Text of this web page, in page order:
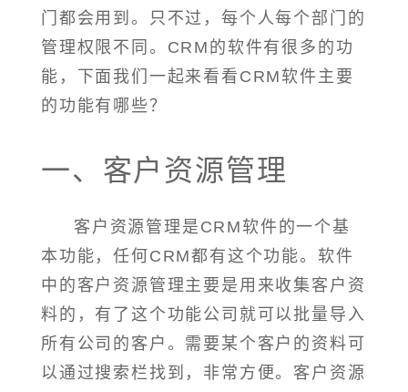
门都会用到。只不过，每个人每个部门的
管理权限不同。CRM的软件有很多的功
能，下面我们一起来看看CRM软件主要
的功能有哪些？
一、客户资源管理
客户资源管理是CRM软件的一个基
本功能，任何CRM都有这个功能。软件
中的客户资源管理主要是用来收集客户资
料的，有了这个功能公司就可以批量导入
所有公司的客户。需要某个客户的资料可
以通过搜索栏找到，非常方便。客户资源